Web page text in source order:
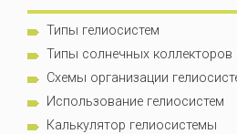
Типы гелиосистем
Типы солнечных коллекторов
Схемы организации
Использование гелиосистем
Калькулятор гелиосистемы